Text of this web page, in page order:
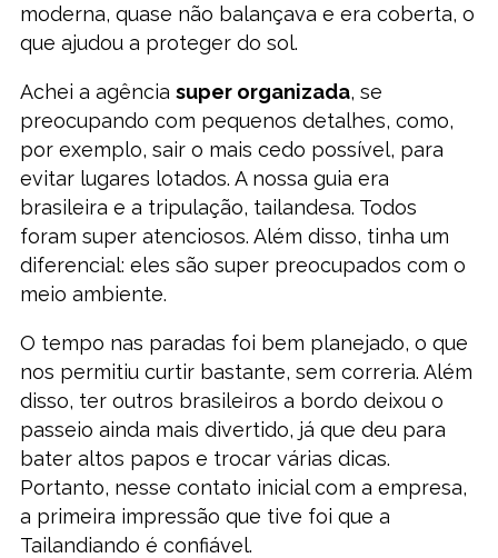
moderna, quase não balançava e era coberta, o
que ajudou a proteger do sol.
Achei a agência super organizada, se
preocupando com pequenos detalhes, como,
por exemplo, sair o mais cedo possível, para
evitar lugares lotados. A nossa guia era
brasileira e a tripulação, tailandesa. Todos
foram super atenciosos. Além disso, tinha um
diferencial: eles são super preocupados com o
meio ambiente.
O tempo nas paradas foi bem planejado, o que
nos permitiu curtir bastante, sem correria. Além
disso, ter outros brasileiros a bordo deixou o
passeio ainda mais divertido, já que deu para
bater altos papos e trocar várias dicas.
Portanto, nesse contato inicial com a empresa,
a primeira impressão que tive foi que a
Tailandiando é confiável.